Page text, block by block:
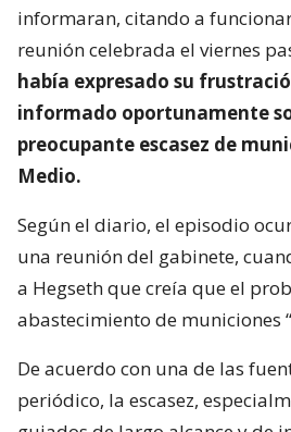
informaran, citando a
reunión celebrada el viernes
había expresado su
informado oportunamente
preocupante escasez de
Medio.
Según el diario, el episodio
una reunión del gabinete,
a Hegseth que creía que el
abastecimiento de municiones
De acuerdo con una de las
periódico, la escasez,